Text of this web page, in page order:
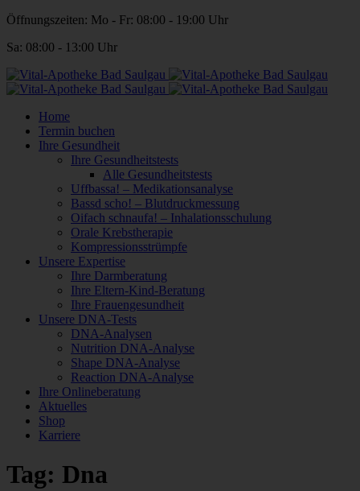
Öffnungszeiten: Mo - Fr: 08:00 - 19:00 Uhr
Sa: 08:00 - 13:00 Uhr
Home
Termin buchen
Ihre Gesundheit
Ihre Gesundheitstests
Alle Gesundheitstests
Uffbassa! – Medikationsanalyse
Bassd scho! – Blutdruckmessung
Oifach schnaufa! – Inhalationsschulung
Orale Krebstherapie
Kompressionsstrümpfe
Unsere Expertise
Ihre Darmberatung
Ihre Eltern-Kind-Beratung
Ihre Frauengesundheit
Unsere DNA-Tests
DNA-Analysen
Nutrition DNA-Analyse
Shape DNA-Analyse
Reaction DNA-Analyse
Ihre Onlineberatung
Aktuelles
Shop
Karriere
Tag: Dna